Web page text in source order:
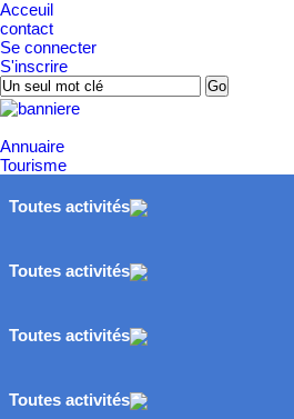
Acceuil
contact
Se connecter
S'inscrire
Annuaire
Tourisme
Toutes activités
Toutes activités
Toutes activités
Toutes activités